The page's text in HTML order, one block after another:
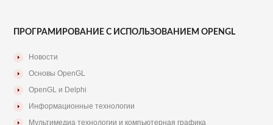
ПРОГРАМИРОВАНИЕ С ИСПОЛЬЗОВАНИЕМ OPENGL
Новости
Основы OpenGL
OpenGL и Delphi
Информационные технологии
Мультимедиа технологии и компьютерная графика